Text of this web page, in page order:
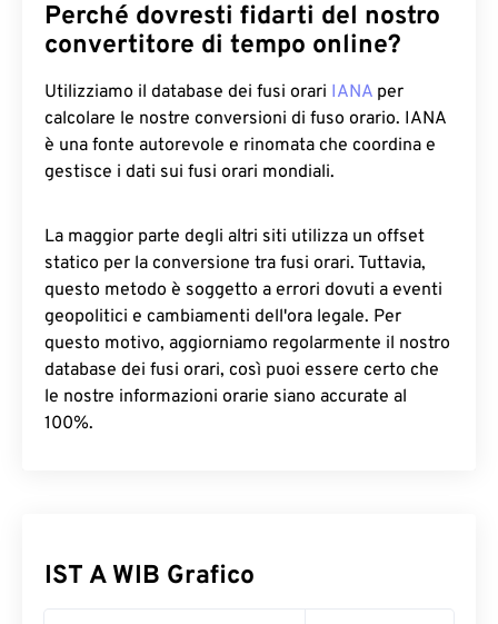
Perché dovresti fidarti del nostro
convertitore di tempo online?
Utilizziamo il database dei fusi orari IANA per
calcolare le nostre conversioni di fuso orario. IANA
è una fonte autorevole e rinomata che coordina e
gestisce i dati sui fusi orari mondiali.
La maggior parte degli altri siti utilizza un offset
statico per la conversione tra fusi orari. Tuttavia,
questo metodo è soggetto a errori dovuti a eventi
geopolitici e cambiamenti dell'ora legale. Per
questo motivo, aggiorniamo regolarmente il nostro
database dei fusi orari, così puoi essere certo che
le nostre informazioni orarie siano accurate al
100%.
IST A WIB Grafico